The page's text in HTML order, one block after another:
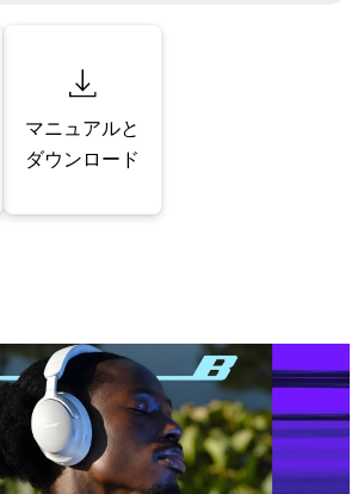
マニュアルと
ダウンロード